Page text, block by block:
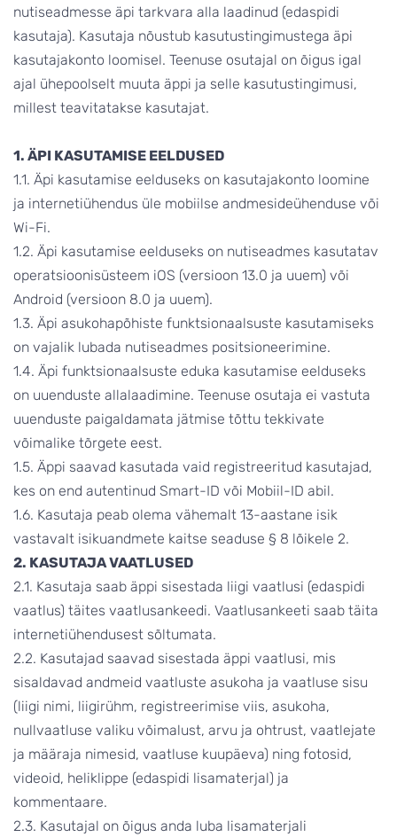
nutiseadmesse äpi tarkvara alla laadinud (edaspidi
kasutaja). Kasutaja nõustub kasutustingimustega äpi
kasutajakonto loomisel. Teenuse osutajal on õigus igal
ajal ühepoolselt muuta äppi ja selle kasutustingimusi,
millest teavitatakse kasutajat.
1. ÄPI KASUTAMISE EELDUSED
1.1. Äpi kasutamise eelduseks on kasutajakonto loomine
ja internetiühendus üle mobiilse andmesideühenduse või
Wi-Fi.
1.2. Äpi kasutamise eelduseks on nutiseadmes kasutatav
operatsioonisüsteem iOS (versioon 13.0 ja uuem) või
Android (versioon 8.0 ja uuem).
1.3. Äpi asukohapõhiste funktsionaalsuste kasutamiseks
on vajalik lubada nutiseadmes positsioneerimine.
1.4. Äpi funktsionaalsuste eduka kasutamise eelduseks
on uuenduste allalaadimine. Teenuse osutaja ei vastuta
uuenduste paigaldamata jätmise tõttu tekkivate
võimalike tõrgete eest.
1.5. Äppi saavad kasutada vaid registreeritud kasutajad,
kes on end autentinud Smart-ID või Mobiil-ID abil.
1.6. Kasutaja peab olema vähemalt 13-aastane isik
vastavalt isikuandmete kaitse seaduse § 8 lõikele 2.
2. KASUTAJA VAATLUSED
2.1. Kasutaja saab äppi sisestada liigi vaatlusi (edaspidi
vaatlus) täites vaatlusankeedi. Vaatlusankeeti saab täita
internetiühendusest sõltumata.
2.2. Kasutajad saavad sisestada äppi vaatlusi, mis
sisaldavad andmeid vaatluste asukoha ja vaatluse sisu
(liigi nimi, liigirühm, registreerimise viis, asukoha,
nullvaatluse valiku võimalust, arvu ja ohtrust, vaatlejate
ja määraja nimesid, vaatluse kuupäeva) ning fotosid,
videoid, heliklippe (edaspidi lisamaterjal) ja
kommentaare.
2.3. Kasutajal on õigus anda luba lisamaterjali